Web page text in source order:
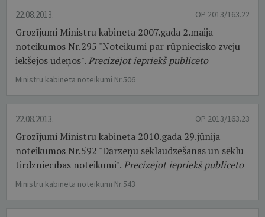
22.08.2013. OP 2013/163.22
Grozījumi Ministru kabineta 2007.gada 2.maija
noteikumos Nr.295 "Noteikumi par rūpniecisko zveju
iekšējos ūdeņos".Precizējot iepriekš publicēto
Ministru kabineta noteikumi Nr.506
22.08.2013. OP 2013/163.23
Grozījumi Ministru kabineta 2010.gada 29.jūnija
noteikumos Nr.592 "Dārzeņu sēklaudzēšanas un sēklu
tirdzniecības noteikumi".Precizējot iepriekš publicēto
Ministru kabineta noteikumi Nr.543